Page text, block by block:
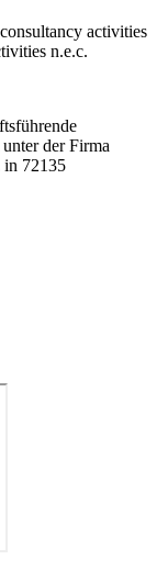
activities
n.e.c.
der Firma
72135